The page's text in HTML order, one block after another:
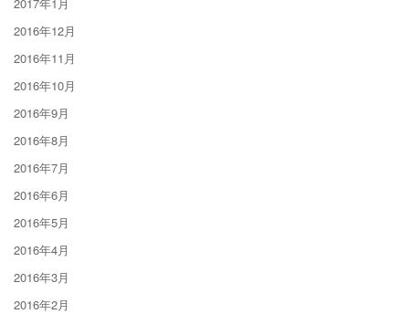
2016年12月
2016年11月
2016年10月
2016年9月
2016年8月
2016年7月
2016年6月
2016年5月
2016年4月
2016年3月
2016年2月